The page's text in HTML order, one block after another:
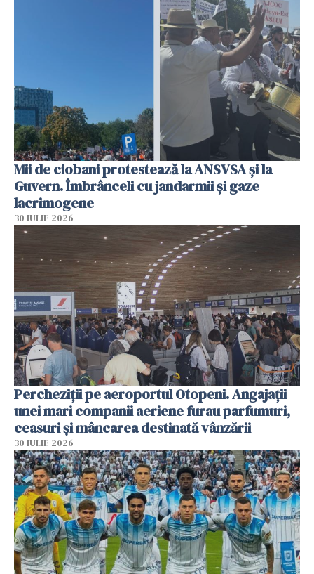
Mii de ciobani protestează la ANSVSA și la
Guvern. Îmbrânceli cu jandarmii și gaze
lacrimogene
30 IULIE 2026
Percheziții pe aeroportul Otopeni. Angajații
unei mari companii aeriene furau parfumuri,
ceasuri și mâncarea destinată vânzării
30 IULIE 2026